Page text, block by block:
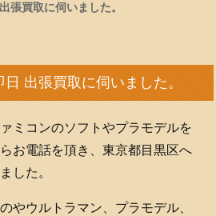
張買取に伺いました。
日 出張買取に伺いました。
ミコンのソフトやプラモデルを
お電話を頂き、東京都目黒区へ
した。
やウルトラマン、プラモデル、